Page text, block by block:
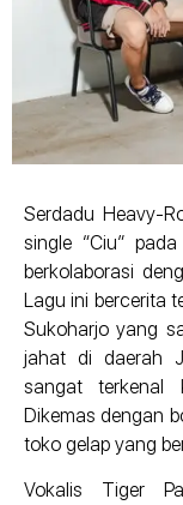
Serdadu Heavy-
single “Ciu”
berkolaborasi
Lagu ini bercerita
Sukoharjo yang
jahat di daerah
sangat terkenal
Dikemas dengan
toko gelap yang
Vokalis Tiger